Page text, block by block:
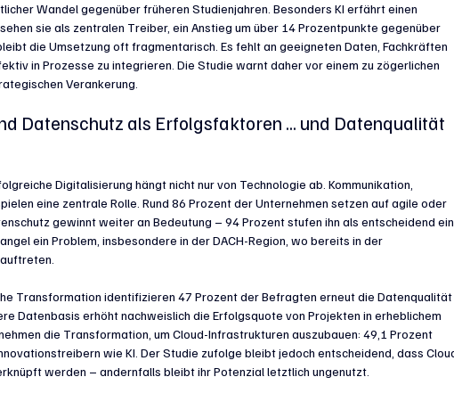
Wandel gegenüber früheren Studienjahren. Besonders KI erfährt einen
sie als zentralen Treiber, ein Anstieg um über 14 Prozentpunkte gegenüber
die Umsetzung oft fragmentarisch. Es fehlt an geeigneten Daten, Fachkräften
in Prozesse zu integrieren. Die Studie warnt daher vor einem zu zögerlichen
Verankerung.
Datenschutz als Erfolgsfaktoren ... und Datenqualität
Digitalisierung hängt nicht nur von Technologie ab. Kommunikation,
eine zentrale Rolle. Rund 86 Prozent der Unternehmen setzen auf agile oder
gewinnt weiter an Bedeutung – 94 Prozent stufen ihn als entscheidend
ein Problem, insbesondere in der DACH-Region, wo bereits in der
Transformation identifizieren 47 Prozent der Befragten erneut die
Datenbasis erhöht nachweislich die Erfolgsquote von Projekten in erheblichem
die Transformation, um Cloud-Infrastrukturen auszubauen: 49,1 Prozent
wie KI. Der Studie zufolge bleibt jedoch entscheidend, dass
werden – andernfalls bleibt ihr Potenzial letztlich ungenutzt.